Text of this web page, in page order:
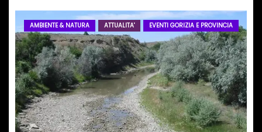
AMBIENTE & NATURA ATTUALITA' EVENTI GORIZIA E PROVINCIA